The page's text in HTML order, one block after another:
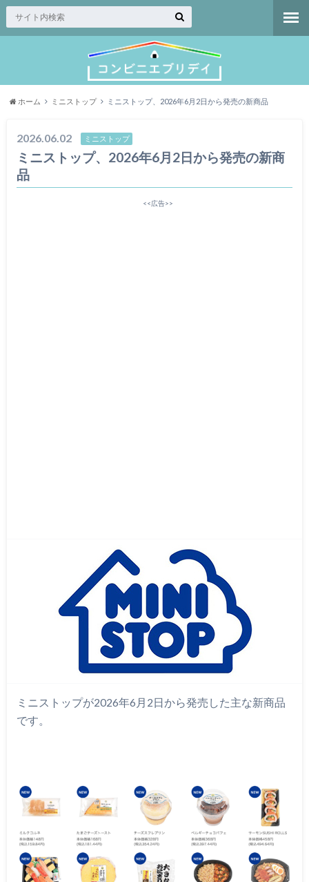
ホーム ミニストップ ミニストップ、2026年6月2日から発売の新商品
2026.06.02 ミニストップ
ミニストップ、2026年6月2日から発売の新商
品
<<広告>>
ミニストップが2026年6月2日から発売した主な新商品
です。